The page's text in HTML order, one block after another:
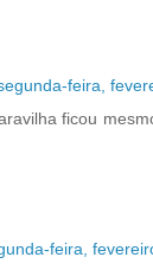
feira,
ficou
feira,